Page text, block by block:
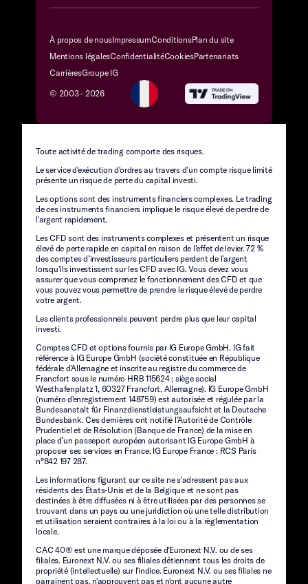
À propos de nousImpressumConditionsPlan du site
Mentions légalesConfidentialitéCookiesPartenariats
CarrièresGroupe IG
© 2003 - 2026
Toute activité de trading comporte des risques.
Le service d'exécution d'ordres au travers d’un compte risque limité
présente un risque de perte du capital investi.
Les options sont des instruments financiers complexes. Le trading
de ces instruments financiers implique le risque élevé de perdre de
l'argent rapidement.
Les CFD sont des instruments complexes et présentent un risque
élevé de perte rapide en capital en raison de l’effet de levier. 72 %
des comptes d’investisseurs particuliers perdent de l’argent
lorsqu’ils investissent sur les CFD avec IG. Vous devez vous
assurer que vous comprenez le fonctionnement des CFD et que
vous pouvez vous permettre de prendre le risque élevé de perdre
votre argent.
Les clients professionnels peuvent perdre plus que leur capital
investi.
Comptes CFD et options fournis par IG Europe GmbH. IG fait
référence à IG Europe GmbH (société constituée en République
fédérale d'Allemagne et inscrite au registre du commerce de
Francfort sous le numéro HRB 115624 ; siège social
Westhafenplatz 1, 60327 Francfort, Allemagne). IG Europe GmbH
(numéro d'enregistrement 148759) est autorisée et régulée par la
Bundesanstalt für Finanzdienstleistungsaufsicht et la Deutsche
Bundesbank. Ces dernières ont notifié l’Autorité de Contrôle
Prudentiel et de Résolution (Banque de France) de la mise en
place d’un passeport européen autorisant IG Europe GmbH à
proposer ses services en France. IG Europe France : RCS Paris
n°842 197 287.
Les informations figurant sur ce site ne s'adressent pas aux
résidents des États-Unis et de la Belgique et ne sont pas
destinées à être diffusées ni à être utilisées par des personnes se
trouvant dans un pays ou une juridiction où une telle distribution
et utilisation seraient contraires à la loi ou à la règlementation
locale.
CAC 40® est une marque déposée d'Euronext N.V. ou de ses
filiales. Euronext N.V. ou ses filiales détiennent tous les droits de
propriété (intellectuelle) sur l'indice. Euronext N.V. ou ses filiales ne
parrainent pas, n'approuvent pas et n'ont aucune autre